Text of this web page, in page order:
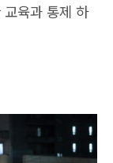
육과 통제 하